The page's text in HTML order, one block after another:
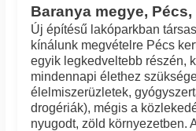
Baranya megye,
Új építésű lakóparkban
kínálunk megvételre Pécs
egyik legkedveltebb részén,
mindennapi élethez
élelmiszerüzletek,
drogériák), mégis a
nyugodt, zöld környezetben.